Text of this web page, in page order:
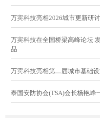
万宾科技亮相2026城市更新研
万宾科技在全国桥梁高峰论坛
品
万宾科技亮相第二届城市基础
泰国安防协会(TSA)会长杨艳峰